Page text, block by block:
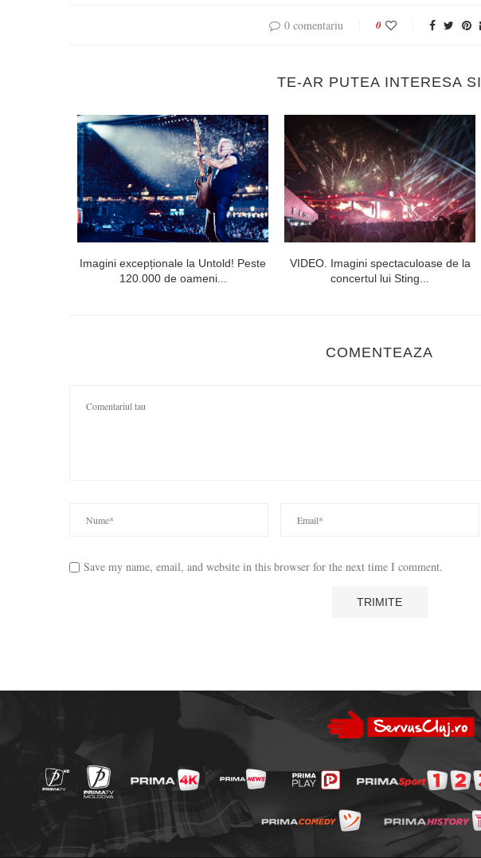
0 comentariu 0
TE-AR PUTEA INTERESA SI
Imagini excepționale la Untold! Peste
120.000 de oameni...
VIDEO. Imagini spectaculoase de la
concertul lui Sting...
COMENTEAZA
Save my name, email, and website in this browser for the next time I comment.